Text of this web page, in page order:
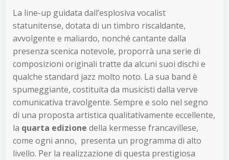
La line-up guidata dall’esplosiva vocalist
statunitense, dotata di un timbro riscaldante,
avvolgente e maliardo, nonché cantante dalla
presenza scenica notevole, proporrà una serie di
composizioni originali tratte da alcuni suoi dischi e
qualche standard jazz molto noto. La sua band è
spumeggiante, costituita da musicisti dalla verve
comunicativa travolgente. Sempre e solo nel segno
di una proposta artistica qualitativamente eccellente,
la quarta edizione della kermesse francavillese,
come ogni anno, presenta un programma di alto
livello. Per la realizzazione di questa prestigiosa